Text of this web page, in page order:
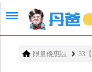
限量優惠區 33